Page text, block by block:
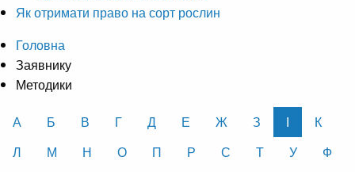
Як отримати право на сорт рослин
Головна
Заявнику
Методики
А Б В Г Д Е Ж З І
К
Л
М Н О П Р С Т У
Ф